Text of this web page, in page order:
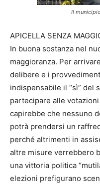
Il
APICELLA SENZA
In buona sostanza nel
maggioranza. Per
delibere e i
indispensabile il “sì” del
partecipare alle
capirebbe che nessuno
potrà prendersi un
perché altrimenti in
altre misure verrebbero
una vittoria politica
elezioni prefigurano